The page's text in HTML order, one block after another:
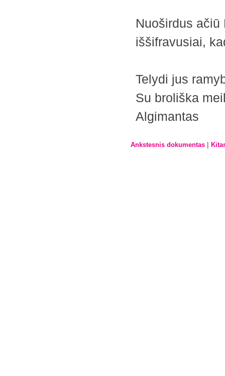
Nuoširdus
iššifravusiai,
Telydi jus
Su broliška
Algimantas
Ankstesnis dokumentas |